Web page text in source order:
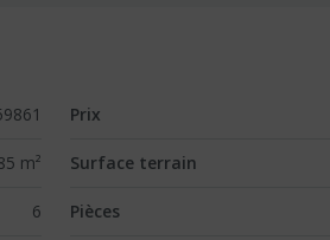
Prix
m² Surface terrain
6 Pièces